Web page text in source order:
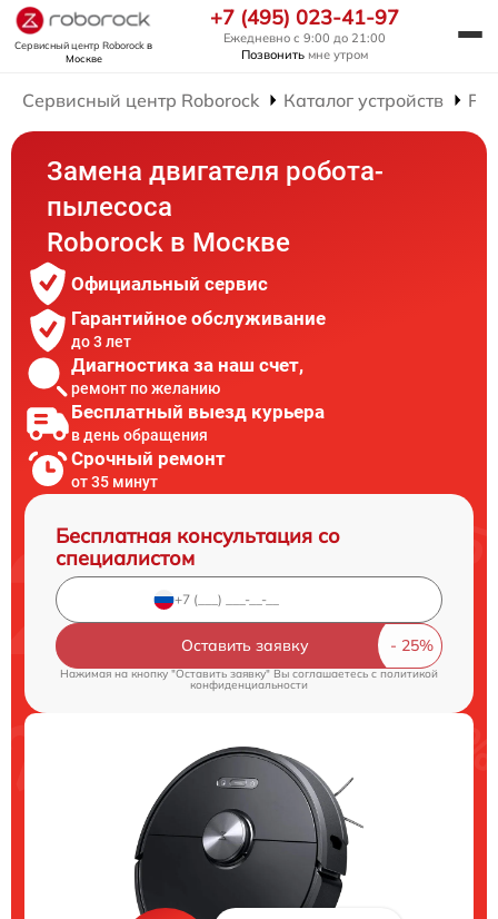
Сервисный центр Roborockв
Москве
+7 (495) 023-41-97
Ежедневно с 9:00 до 21:00
Позвонить мне утром
Сервисный центр Roborock Каталог устройств
Замена двигателя робота-
пылесоса
Roborock в Москве
Официальный сервис
Гарантийное обслуживание
до 3 лет
Диагностика за наш счет,
ремонт по желанию
Бесплатный выезд курьера
в день обращения
Срочный ремонт
от 35 минут
Бесплатная консультация со
специалистом
Оставить заявку
Нажимая на кнопку "Оставить заявку" Вы соглашаетесь cполитикой
конфиденциальности